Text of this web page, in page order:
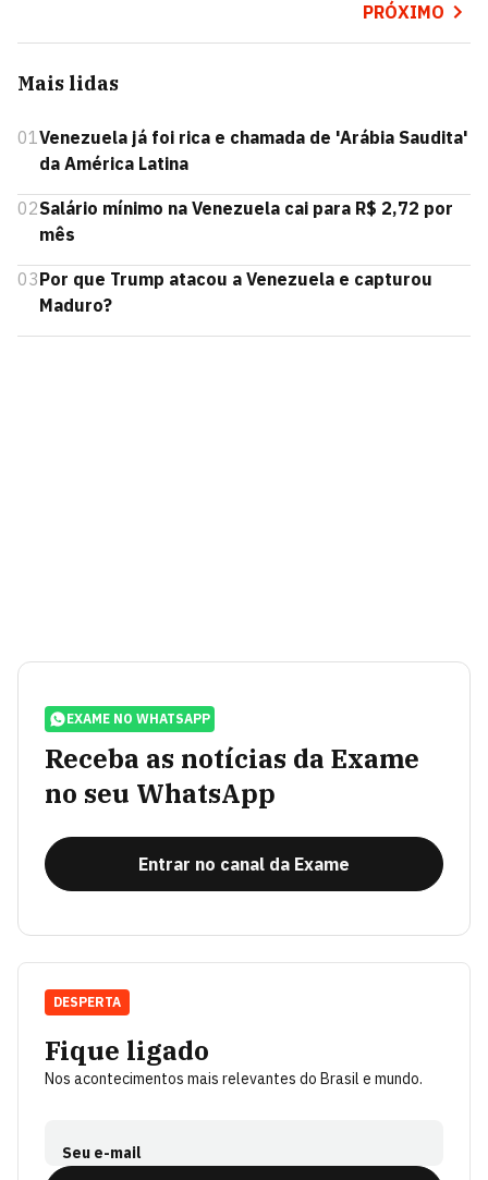
PRÓXIMO
Mais lidas
01Venezuela já foi rica e chamada de 'Arábia Saudita'
da América Latina
02Salário mínimo na Venezuela cai para R$ 2,72 por
mês
03Por que Trump atacou a Venezuela e capturou
Maduro?
EXAME NO WHATSAPP
Receba as notícias da Exame
no seu WhatsApp
Entrar no canal da Exame
Fique ligado
Nos acontecimentos mais relevantes do Brasil e mundo.
Seu e-mail
DESPERTA